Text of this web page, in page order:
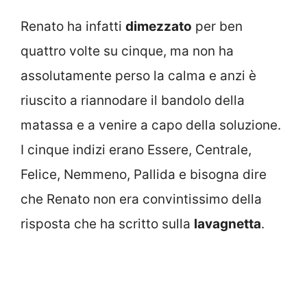
Renato ha infatti dimezzato per ben
quattro volte su cinque, ma non ha
assolutamente perso la calma e anzi è
riuscito a riannodare il bandolo della
matassa e a venire a capo della soluzione.
I cinque indizi erano Essere, Centrale,
Felice, Nemmeno, Pallida e bisogna dire
che Renato non era convintissimo della
risposta che ha scritto sulla lavagnetta.